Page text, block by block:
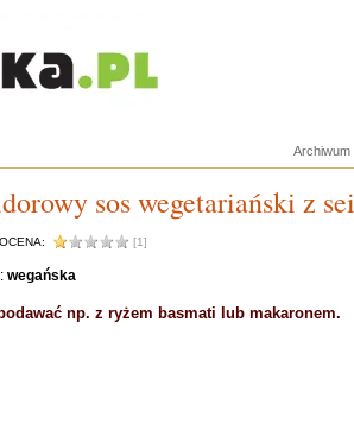
Archiwum
sos wegetariański z
[1]
wegańska
np. z ryżem basmati lub makaronem.